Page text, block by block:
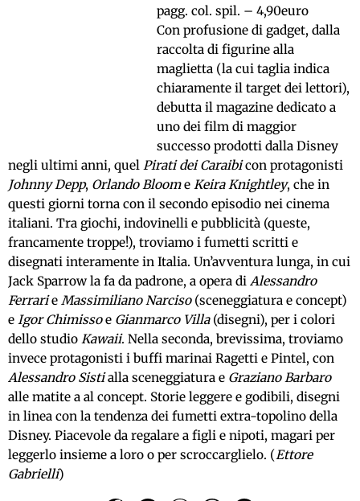
pagg. col. spil. – 4,90euro
Con profusione di gadget, dalla
raccolta di figurine alla
maglietta (la cui taglia indica
chiaramente il target dei lettori),
debutta il magazine dedicato a
uno dei film di maggior
successo prodotti dalla Disney
negli ultimi anni, quel Pirati dei Caraibicon protagonisti
Johnny Depp, Orlando Bloome Keira Knightley, che in
questi giorni torna con il secondo episodio nei cinema
italiani. Tra giochi, indovinelli e pubblicità (queste,
francamente troppe!), troviamo i fumetti scritti e
disegnati interamente in Italia. Un’avventura lunga, in cui
Jack Sparrow la fa da padrone, a opera di Alessandro
Ferrarie Massimiliano Narciso(sceneggiatura e concept)
e Igor Chimissoe Gianmarco Villa(disegni), per i colori
dello studio Kawaii. Nella seconda, brevissima, troviamo
invece protagonisti i buffi marinai Ragetti e Pintel, con
Alessandro Sistialla sceneggiatura e Graziano Barbaro
alle matite a al concept. Storie leggere e godibili, disegni
in linea con la tendenza dei fumetti extra-topolino della
Disney. Piacevole da regalare a figli e nipoti, magari per
leggerlo insieme a loro o per scroccarglielo. (Ettore
Gabrielli)